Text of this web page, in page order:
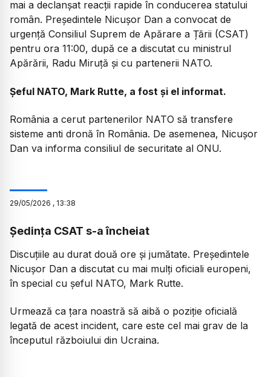
mai a declanșat reacții rapide în conducerea statului
român. Președintele Nicușor Dan a convocat de
urgență Consiliul Suprem de Apărare a Țării (CSAT)
pentru ora 11:00, după ce a discutat cu ministrul
Apărării, Radu Miruță și cu partenerii NATO.
Șeful NATO, Mark Rutte, a fost și el informat.
România a cerut partenerilor NATO să transfere
sisteme anti dronă în România. De asemenea, Nicușor
Dan va informa consiliul de securitate al ONU.
29/05/2026 , 13:38
Ședința CSAT s-a încheiat
Discuțiile au durat două ore și jumătate. Președintele
Nicușor Dan a discutat cu mai mulți oficiali europeni,
în special cu șeful NATO, Mark Rutte.
Urmează ca țara noastră să aibă o poziție oficială
legată de acest incident, care este cel mai grav de la
începutul războiului din Ucraina.